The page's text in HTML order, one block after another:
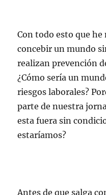
Con todo esto que
concebir un mundo
realizan prevención
¿Cómo sería un
riesgos laborales?
parte de nuestra
esta fuera sin
estaríamos?
Antes de que salga